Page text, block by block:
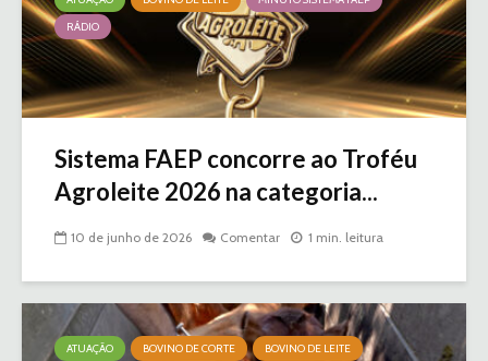
RÁDIO
Sistema FAEP concorre ao Troféu
Agroleite 2026 na categoria...
10 de junho de 2026 Comentar 1 min. leitura
ATUAÇÃO BOVINO DE CORTE
BOVINO DE LEITE